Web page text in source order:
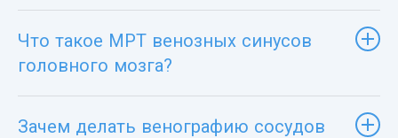
Что такое МРТ венозных синусов
головного мозга?
Зачем делать венографию сосудов